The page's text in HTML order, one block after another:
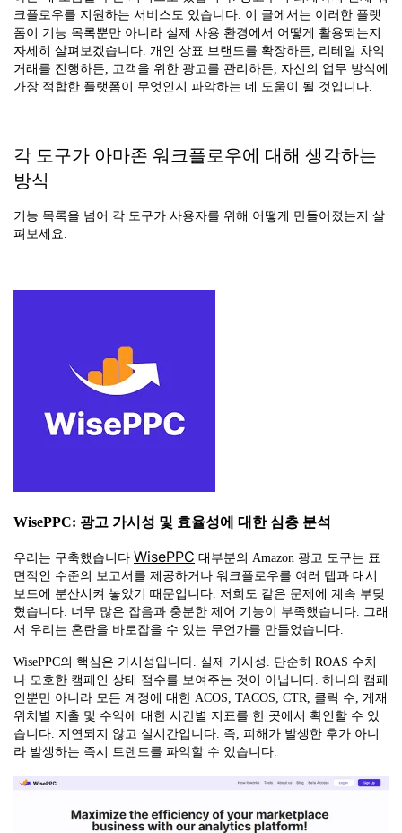
크플로우를 지원하는 서비스도 있습니다. 이 글에서는 이러한 플랫
폼이 기능 목록뿐만 아니라 실제 사용 환경에서 어떻게 활용되는지
자세히 살펴보겠습니다. 개인 상표 브랜드를 확장하든, 리테일 차익
거래를 진행하든, 고객을 위한 광고를 관리하든, 자신의 업무 방식에
가장 적합한 플랫폼이 무엇인지 파악하는 데 도움이 될 것입니다.
각 도구가 아마존 워크플로우에 대해 생각하는
방식
기능 목록을 넘어 각 도구가 사용자를 위해 어떻게 만들어졌는지 살
펴보세요.
WisePPC: 광고 가시성 및 효율성에 대한 심층 분석
우리는 구축했습니다 WisePPC 대부분의 Amazon 광고 도구는 표
면적인 수준의 보고서를 제공하거나 워크플로우를 여러 탭과 대시
보드에 분산시켜 놓았기 때문입니다. 저희도 같은 문제에 계속 부딪
혔습니다. 너무 많은 잡음과 충분한 제어 기능이 부족했습니다. 그래
서 우리는 혼란을 바로잡을 수 있는 무언가를 만들었습니다.
WisePPC의 핵심은 가시성입니다. 실제 가시성. 단순히 ROAS 수치
나 모호한 캠페인 상태 점수를 보여주는 것이 아닙니다. 하나의 캠페
인뿐만 아니라 모든 계정에 대한 ACOS, TACOS, CTR, 클릭 수, 게재
위치별 지출 및 수익에 대한 시간별 지표를 한 곳에서 확인할 수 있
습니다. 지연되지 않고 실시간입니다. 즉, 피해가 발생한 후가 아니
라 발생하는 즉시 트렌드를 파악할 수 있습니다.